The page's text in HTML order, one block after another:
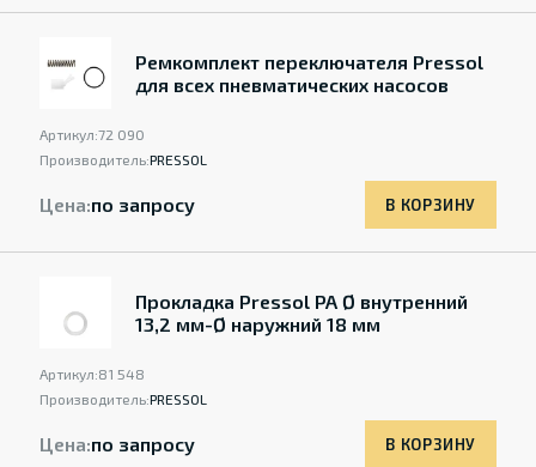
Ремкомплект переключателя Pressol
для всех пневматических насосов
Артикул:72 090
Производитель:PRESSOL
Цена:по запросу В КОРЗИНУ
Прокладка Pressol PA Ø внутренний
13,2 мм-Ø наружний 18 мм
Артикул:81 548
Производитель:PRESSOL
Цена:по запросу В КОРЗИНУ